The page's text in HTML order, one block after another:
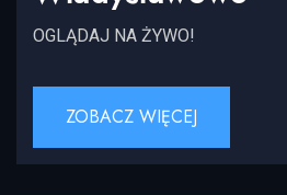
OGLĄDAJ NA ŻYWO!
ZOBACZ WIĘCEJ